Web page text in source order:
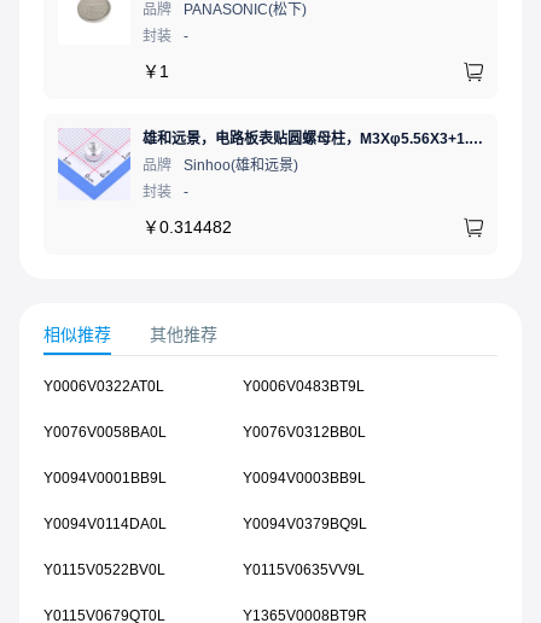
品牌
PANASONIC(松下)
封装
-
￥ 1
雄和远景，电路板表贴圆螺母柱，M3Xφ5.56X3+1.53，铜镀锡，编带装
品牌
Sinhoo(雄和远景)
封装
-
￥0.314482
相似推荐 其他推荐
Y0006V0322AT0L Y0006V0483BT9L
Y0076V0058BA0L Y0076V0312BB0L
Y0094V0001BB9L Y0094V0003BB9L
Y0094V0114DA0L Y0094V0379BQ9L
Y0115V0522BV0L Y0115V0635VV9L
Y0115V0679QT0L Y1365V0008BT9R